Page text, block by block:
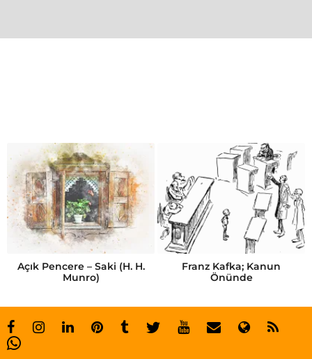
r
d
e
p
e
t
a
Açık Pencere – Saki (H. H.
Munro)
Franz Kafka; Kanun
Önünde